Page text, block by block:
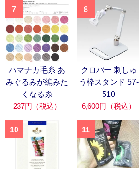
7
ハマナカ毛糸 あ
みぐるみが編みた
くなる糸
237円（税込）
8
クロバー 刺しゅ
う枠スタンド 57-
510
6,600円（税込）
10 11